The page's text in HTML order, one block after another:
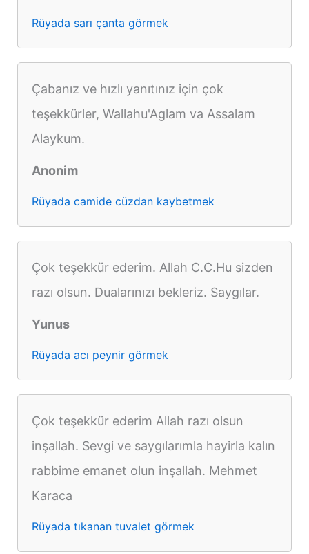
Rüyada sarı çanta görmek
Çabanız ve hızlı yanıtınız için çok
teşekkürler, Wallahu'Aglam va Assalam
Alaykum.
Anonim
Rüyada camide cüzdan kaybetmek
Çok teşekkür ederim. Allah C.C.Hu sizden
razı olsun. Dualarınızı bekleriz. Saygılar.
Yunus
Rüyada acı peynir görmek
Çok teşekkür ederim Allah razı olsun
inşallah. Sevgi ve saygılarımla hayirla kalın
rabbime emanet olun inşallah. Mehmet
Karaca
Rüyada tıkanan tuvalet görmek